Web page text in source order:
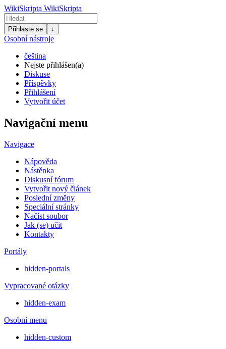
WikiSkripta WikiSkripta
Přihlaste se ↓
Osobní nástroje
čeština
Nejste přihlášen(a)
Diskuse
Příspěvky
Přihlášení
Vytvořit účet
Navigační menu
Navigace
Nápověda
Nástěnka
Diskusní fórum
Vytvořit nový článek
Poslední změny
Speciální stránky
Načíst soubor
Jak (se) učit
Kontakty
Portály
hidden-portals
Vypracované otázky
hidden-exam
Osobní menu
hidden-custom